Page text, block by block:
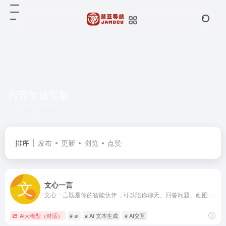
排序 发布 更新 浏览 点赞
文心一言
Ai大模型（对话） # ai # AI 文本生成 # AI交互